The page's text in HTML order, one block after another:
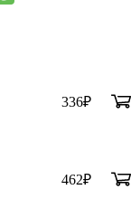
336₽
462₽